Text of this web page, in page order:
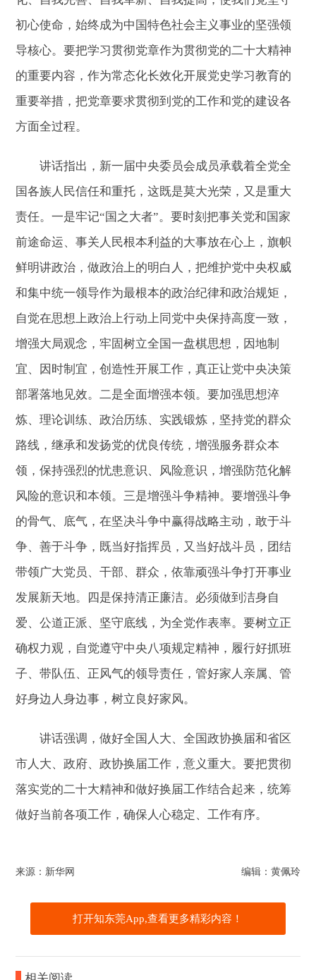
初心使命，始终成为中国特色社会主义事业的坚强领
导核心。要把学习贯彻党章作为贯彻党的二十大精神
的重要内容，作为常态化长效化开展党史学习教育的
重要举措，把党章要求贯彻到党的工作和党的建设各
方面全过程。
讲话指出，新一届中央委员会成员承载着全党全
国各族人民信任和重托，这既是莫大光荣，又是重大
责任。一是牢记“国之大者”。要时刻把事关党和国家
前途命运、事关人民根本利益的大事放在心上，旗帜
鲜明讲政治，做政治上的明白人，把维护党中央权威
和集中统一领导作为最根本的政治纪律和政治规矩，
自觉在思想上政治上行动上同党中央保持高度一致，
增强大局观念，牢固树立全国一盘棋思想，因地制
宜、因时制宜，创造性开展工作，真正让党中央决策
部署落地见效。二是全面增强本领。要加强思想淬
炼、理论训练、政治历练、实践锻炼，坚持党的群众
路线，继承和发扬党的优良传统，增强服务群众本
领，保持强烈的忧患意识、风险意识，增强防范化解
风险的意识和本领。三是增强斗争精神。要增强斗争
的骨气、底气，在坚决斗争中赢得战略主动，敢于斗
争、善于斗争，既当好指挥员，又当好战斗员，团结
带领广大党员、干部、群众，依靠顽强斗争打开事业
发展新天地。四是保持清正廉洁。必须做到洁身自
爱、公道正派、坚守底线，为全党作表率。要树立正
确权力观，自觉遵守中央八项规定精神，履行好抓班
子、带队伍、正风气的领导责任，管好家人亲属、管
好身边人身边事，树立良好家风。
讲话强调，做好全国人大、全国政协换届和省区
市人大、政府、政协换届工作，意义重大。要把贯彻
落实党的二十大精神和做好换届工作结合起来，统筹
做好当前各项工作，确保人心稳定、工作有序。
来源：新华网 编辑：黄佩玲
打开知东莞App,查看更多精彩内容！